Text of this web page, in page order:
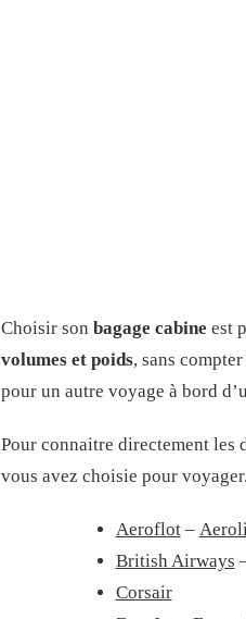
Choisir son bagage cabine est
volumes et poids, sans
pour un autre voyage à bord
Pour connaitre directement les
vous avez choisie pour voyager.
Aeroflot–
British Airways
Corsair